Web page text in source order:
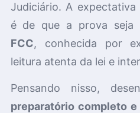
Judiciário. A
é de que a prova seja
FCC, conhecida por
leitura atenta da lei e
Pensando nisso,
preparatório completo e